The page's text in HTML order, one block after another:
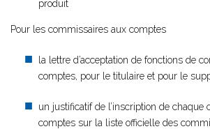
produit
Pour les commissaires aux comptes
la lettre d’acceptation de fonctions de
comptes, pour le titulaire et pour le
un justificatif de l’inscription de chaque
comptes sur la liste officielle des